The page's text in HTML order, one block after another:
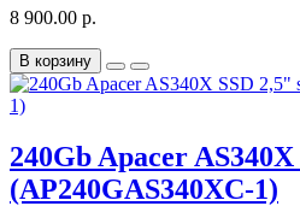
8 900.00 р.
В корзину
240Gb Apacer
(AP240GAS340XC-1)